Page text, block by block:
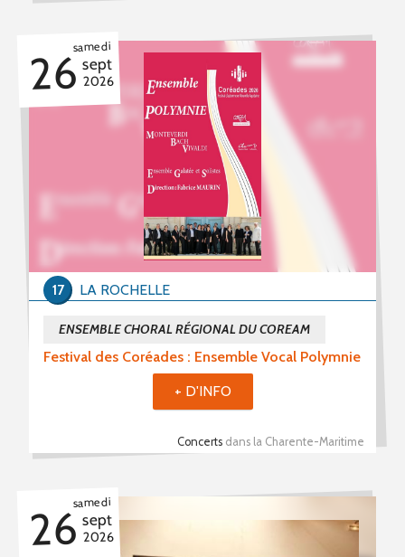
samedi
26 sept
2026
Festival des Coréades : Ensemble Vocal Polymnie
ENSEMBLE CHORAL RÉGIONAL DU COREAM
Concerts dans la Charente-Maritime
LA ROCHELLE
17
+ D'INFO
samedi
26 sept
2026